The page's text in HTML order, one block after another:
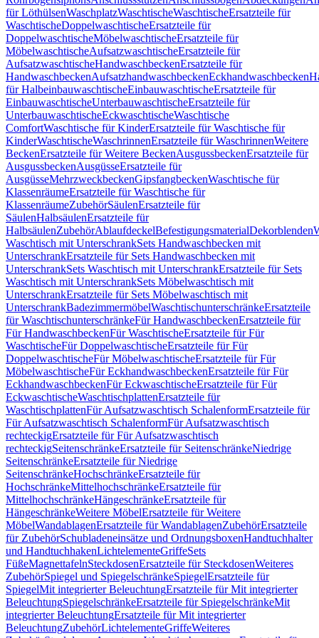
für LöthülsenWaschplatzWaschtischeWaschtischeErsatzteile für
WaschtischeDoppelwaschtischeErsatzteile für
DoppelwaschtischeMöbelwaschtischeErsatzteile für
MöbelwaschtischeAufsatzwaschtischeErsatzteile für
AufsatzwaschtischeHandwaschbeckenErsatzteile für
HandwaschbeckenAufsatzhandwaschbeckenEckhandwaschbecken
für HalbeinbauwaschtischeEinbauwaschtischeErsatzteile für
EinbauwaschtischeUnterbauwaschtischeErsatzteile für
UnterbauwaschtischeEckwaschtischeWaschtische
ComfortWaschtische für KinderErsatzteile für Waschtische für
KinderWaschtischeWaschrinnenErsatzteile für WaschrinnenWeitere
BeckenErsatzteile für Weitere BeckenAusgussbeckenErsatzteile für
AusgussbeckenAusgüsseErsatzteile für
AusgüsseMehrzweckbeckenGipsfangbeckenWaschtische für
KlassenräumeErsatzteile für Waschtische für
KlassenräumeZubehörSäulenErsatzteile für
SäulenHalbsäulenErsatzteile für
HalbsäulenZubehörAblaufdeckelBefestigungsmaterialDekorblenden
Waschtisch mit UnterschrankSets Handwaschbecken mit
UnterschrankErsatzteile für Sets Handwaschbecken mit
UnterschrankSets Waschtisch mit UnterschrankErsatzteile für Sets
Waschtisch mit UnterschrankSets Möbelwaschtisch mit
UnterschrankErsatzteile für Sets Möbelwaschtisch mit
UnterschrankBadezimmermöbelWaschtischunterschränkeErsatzteile
für WaschtischunterschränkeFür HandwaschbeckenErsatzteile für
Für HandwaschbeckenFür WaschtischeErsatzteile für Für
WaschtischeFür DoppelwaschtischeErsatzteile für Für
DoppelwaschtischeFür MöbelwaschtischeErsatzteile für Für
MöbelwaschtischeFür EckhandwaschbeckenErsatzteile für Für
EckhandwaschbeckenFür EckwaschtischeErsatzteile für Für
EckwaschtischeWaschtischplattenErsatzteile für
WaschtischplattenFür Aufsatzwaschtisch SchalenformErsatzteile für
Für Aufsatzwaschtisch SchalenformFür Aufsatzwaschtisch
rechteckigErsatzteile für Für Aufsatzwaschtisch
rechteckigSeitenschränkeErsatzteile für SeitenschränkeNiedrige
SeitenschränkeErsatzteile für Niedrige
SeitenschränkeHochschränkeErsatzteile für
HochschränkeMittelhochschränkeErsatzteile für
MittelhochschränkeHängeschränkeErsatzteile für
HängeschränkeWeitere MöbelErsatzteile für Weitere
MöbelWandablagenErsatzteile für WandablagenZubehörErsatzteile
für ZubehörSchubladeneinsätze und OrdnungsboxenHandtuchhalter
und HandtuchhakenLichtelementeGriffeSets
FüßeMagnettafelnSteckdosenErsatzteile für SteckdosenWeiteres
ZubehörSpiegel und SpiegelschränkeSpiegelErsatzteile für
SpiegelMit integrierter BeleuchtungErsatzteile für Mit integrierter
BeleuchtungSpiegelschränkeErsatzteile für SpiegelschränkeMit
integrierter BeleuchtungErsatzteile für Mit integrierter
BeleuchtungZubehörLichtelementeGriffeWeiteres